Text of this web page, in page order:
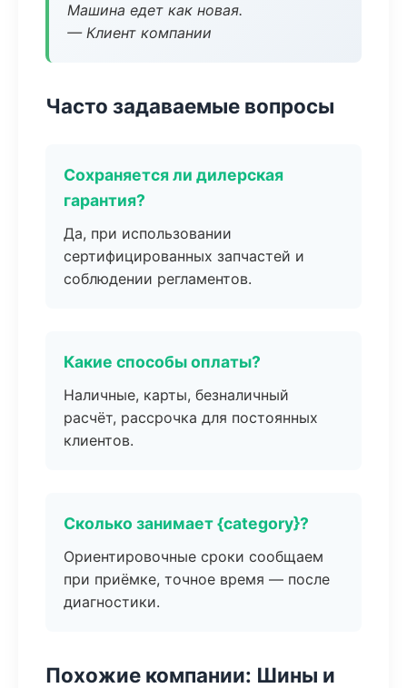
Машина едет как новая.
— Клиент компании
Часто задаваемые вопросы
Сохраняется ли дилерская
гарантия?
Да, при использовании
сертифицированных запчастей и
соблюдении регламентов.
Какие способы оплаты?
Наличные, карты, безналичный
расчёт, рассрочка для постоянных
клиентов.
Сколько занимает {category}?
Ориентировочные сроки сообщаем
при приёмке, точное время — после
диагностики.
Похожие компании: Шины и